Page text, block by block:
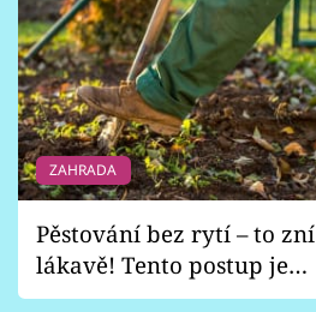
ZAHRADA
Pěstování bez rytí – to zní
lákavě! Tento postup je
vhodný jen pro některé